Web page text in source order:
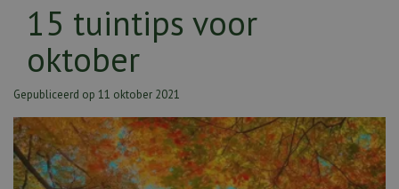
15 tuintips voor
oktober
Gepubliceerd op 11 oktober 2021